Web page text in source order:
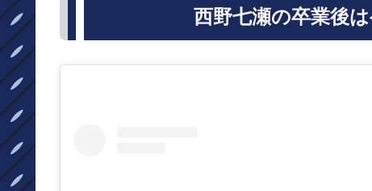
西野七瀬の卒業後